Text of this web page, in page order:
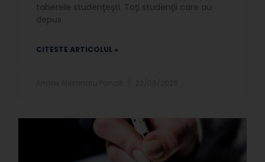
taberele studenţeşti. Toţi studenţii care au
depus
CITESTE ARTICOLUL »